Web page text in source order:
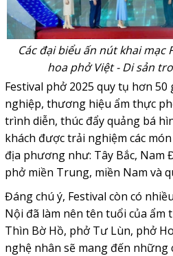
Các đại biểu ấn nút khai mạc
hoa phở Việt - Di sản
Festival phở 2025 quy tụ hơn 50
nghiệp, thương hiệu ẩm thực
trình diễn, thúc đẩy quảng bá
khách được trải nghiệm các
địa phương như: Tây Bắc, Nam
phở miền Trung, miền Nam và
Đáng chú ý, Festival còn có
Nội đã làm nên tên tuổi của ẩm
Thìn Bờ Hồ, phở Tư Lùn, phở
nghệ nhân sẽ mang đến